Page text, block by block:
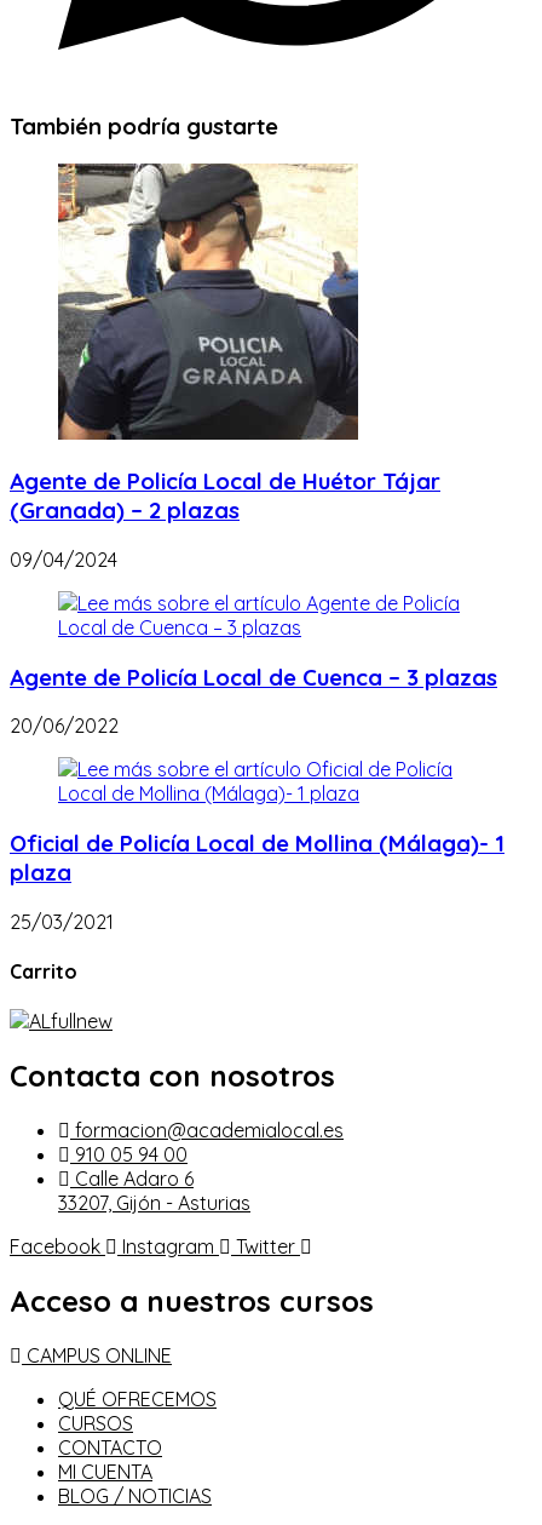
También podría gustarte
Agente de Policía Local de Huétor Tájar
(Granada) – 2 plazas
09/04/2024
Agente de Policía Local de Cuenca – 3 plazas
20/06/2022
Oficial de Policía Local de Mollina (Málaga)- 1
plaza
25/03/2021
Carrito
Contacta con nosotros
formacion@academialocal.es
910 05 94 00
Calle Adaro 6
33207, Gijón - Asturias
Facebook
Instagram Twitter
Acceso a nuestros cursos
CAMPUS ONLINE
QUÉ OFRECEMOS
CURSOS
CONTACTO
MI CUENTA
BLOG / NOTICIAS